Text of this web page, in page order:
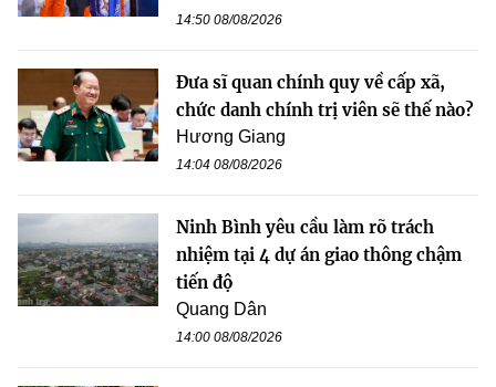
14:50 08/08/2026
Đưa sĩ quan chính quy về cấp xã,
chức danh chính trị viên sẽ thế nào?
Hương Giang
14:04 08/08/2026
Ninh Bình yêu cầu làm rõ trách
nhiệm tại 4 dự án giao thông chậm
tiến độ
Quang Dân
14:00 08/08/2026